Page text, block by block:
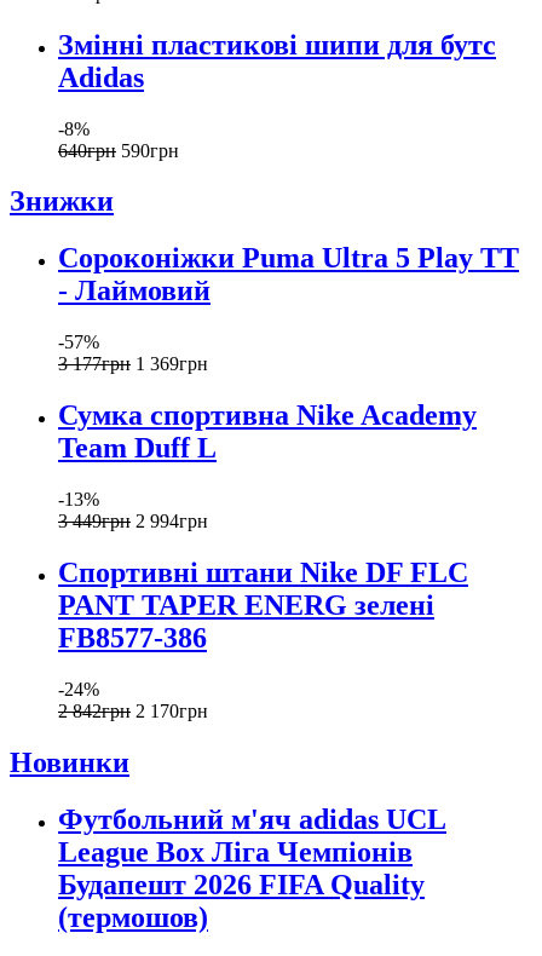
Змінні пластикові шипи для бутс
Adidas
-8%
640грн 590грн
Знижки
Сороконіжки Puma Ultra 5 Play TT
- Лаймовий
-57%
3 177грн 1 369грн
Сумка спортивна Nike Academy
Team Duff L
-13%
3 449грн 2 994грн
Спортивні штани Nike DF FLC
PANT TAPER ENERG зелені
FB8577-386
-24%
2 842грн 2 170грн
Новинки
Футбольний м'яч adidas UCL
League Box Ліга Чемпіонів
Будапешт 2026 FIFA Quality
(термошов)